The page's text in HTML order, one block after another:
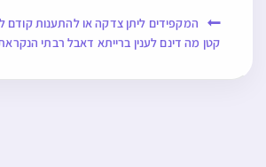
המקפידים ליתן צדקה או להתענות קודם
קטן מה דינם לענין ברייתא דאבל רבתי